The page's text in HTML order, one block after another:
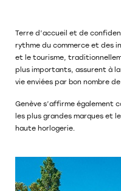
Terre d’accueil et de
rythme du commerce et des
et le tourisme,
plus importants, assurent à
vie enviées par bon nombre
Genève s’affirme également
les plus grandes marques et
haute horlogerie.